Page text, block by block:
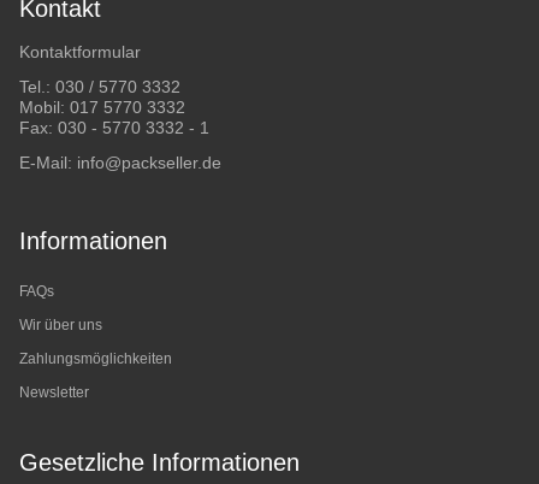
Kontakt
Kontaktformular
Tel.: 030 / 5770 3332
Mobil: 017 5770 3332
Fax: 030 - 5770 3332 - 1
E-Mail: info@packseller.de
Informationen
FAQs
Wir über uns
Zahlungsmöglichkeiten
Newsletter
Gesetzliche Informationen